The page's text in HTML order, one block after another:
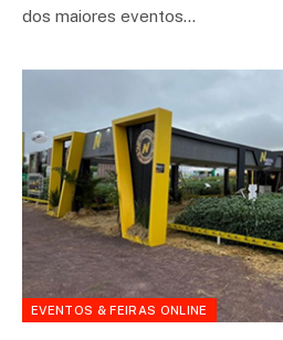
dos maiores eventos…
EVENTOS & FEIRAS ONLINE